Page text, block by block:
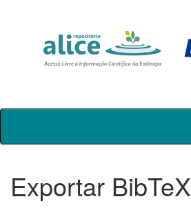
Skip
Exportar BibTeX